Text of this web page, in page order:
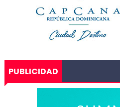
PUBLICIDAD